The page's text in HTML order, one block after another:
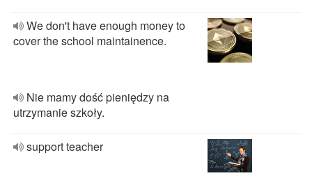
We don't have enough money to
cover the school maintainence.
Nie mamy dość pieniędzy na
utrzymanie szkoły.
support teacher